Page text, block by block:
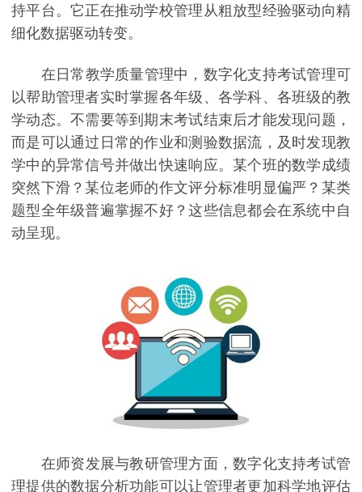
持平台。它正在推动学校管理从粗放型经验驱动向精
细化数据驱动转变。
在日常教学质量管理中，数字化支持考试管理可
以帮助管理者实时掌握各年级、各学科、各班级的教
学动态。不需要等到期末考试结束后才能发现问题，
而是可以通过日常的作业和测验数据流，及时发现教
学中的异常信号并做出快速响应。某个班的数学成绩
突然下滑？某位老师的作文评分标准明显偏严？某类
题型全年级普遍掌握不好？这些信息都会在系统中自
动呈现。
在师资发展与教研管理方面，数字化支持考试管
理提供的数据分析功能可以让管理者更加科学地评估